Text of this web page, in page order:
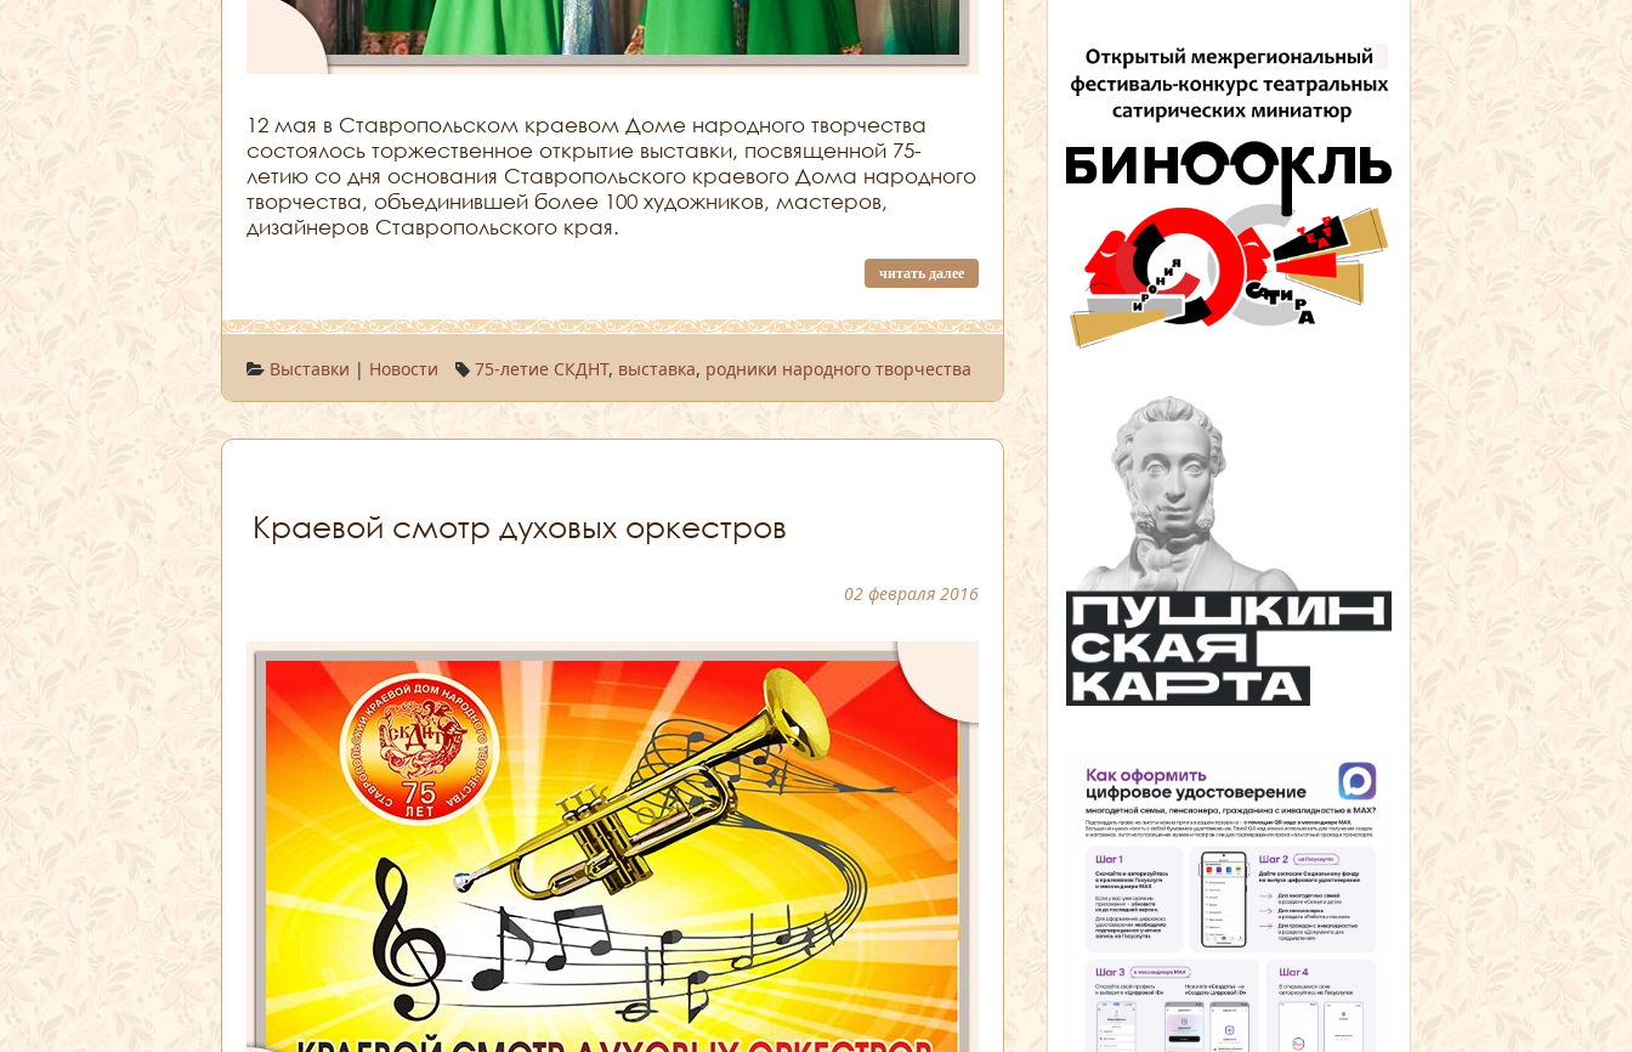
12 мая в Ставропольском краевом Доме народного творчества
состоялось торжественное открытие выставки, посвященной 75-
летию со дня основания Ставропольского краевого Дома народного
творчества, объединившей более 100 художников, мастеров,
дизайнеров Ставропольского края.
читать далее
Выставки | Новости 75-летие СКДНТ, выставка, родники народного творчества
Краевой смотр духовых оркестров
02 февраля 2016